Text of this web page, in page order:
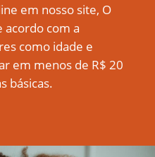
em nosso site, O
acordo com a
como idade e
em menos de R$ 20
básicas.